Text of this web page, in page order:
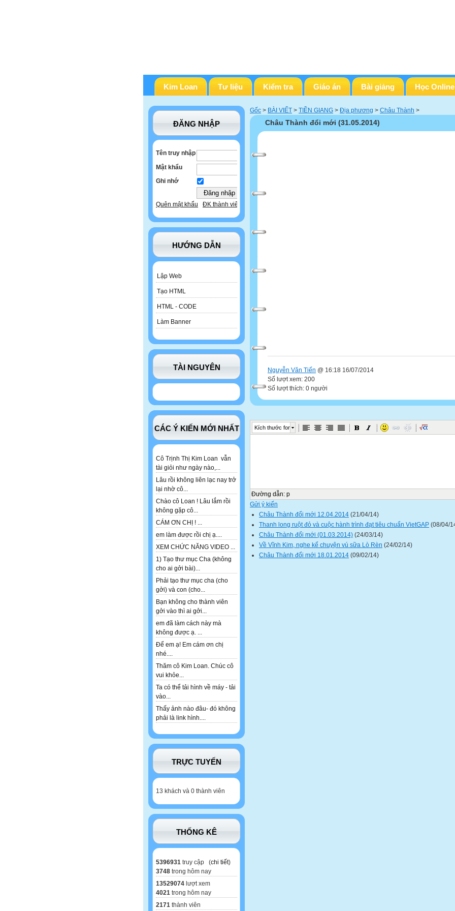
Kim Loan Tư liệu Kiểm tra Giáo án Bài giảng Học Online
ĐĂNG NHẬP
Tên truy nhập
Mật khẩu
Ghi nhớ
Quên mật khẩu ĐK thành viên
HƯỚNG DẪN
Lập Web
Tạo HTML
HTML - CODE
Làm Banner
TÀI NGUYÊN
CÁC Ý KIẾN MỚI NHẤT
Cô Trịnh Thị Kim Loan vẫn
tài giỏi như ngày nào,...
Lâu rồi không liên lạc nay trở
lại nhờ cô...
Chào cô Loan ! Lâu lắm rồi
không gặp cô...
CÁM ƠN CHỊ ! ...
em làm được rồi chị ạ....
XEM CHỨC NĂNG VIDEO ...
1) Tạo thư mục Cha (không
cho ai gởi bài)...
Phải tạo thư mục cha (cho
gởi) và con (cho...
Bạn không cho thành viên
gởi vào thì ai gởi...
em đã làm cách này mà
không được ạ. ...
Để em ạ! Em cám ơn chị
nhé....
Thăm cô Kim Loan. Chúc cô
vui khỏe...
Ta có thể tải hình về máy - tải
vào...
Thấy ảnh nào đâu- đó không
phải là link hình....
TRỰC TUYẾN
13 khách và 0 thành viên
THỐNG KÊ
5396931 truy cập (chi tiết)
3748 trong hôm nay
13529074 lượt xem
4021 trong hôm nay
2171 thành viên
Gốc > BÀI VIẾT > TIỀN GIANG > Địa phương > Châu Thành >
Châu Thành đổi mới (31.05.2014)
Nguyễn Văn Tiến @ 16:18 16/07/2014
Số lượt xem: 200
Số lượt thích: 0 người
Kích thước font
Đường dẫn: p
Gửi ý kiến
Châu Thành đổi mới 12.04.2014 (21/04/14)
Thanh long ruột đỏ và cuộc hành trình đạt tiêu chuẩn VietGAP (08/04/
Châu Thành đổi mới (01.03.2014) (24/03/14)
Về Vĩnh Kim, nghe kể chuyện vú sữa Lò Rèn (24/02/14)
Châu Thành đổi mới 18.01.2014 (09/02/14)